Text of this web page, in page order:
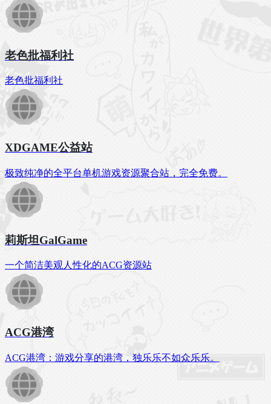
老色批福利社
老色批福利社
XDGAME公益站
极致纯净的全平台单机游戏资源聚合站，完全免费。
莉斯坦GalGame
一个简洁美观人性化的ACG资源站
ACG港湾
ACG港湾：游戏分享的港湾，独乐乐不如众乐乐。